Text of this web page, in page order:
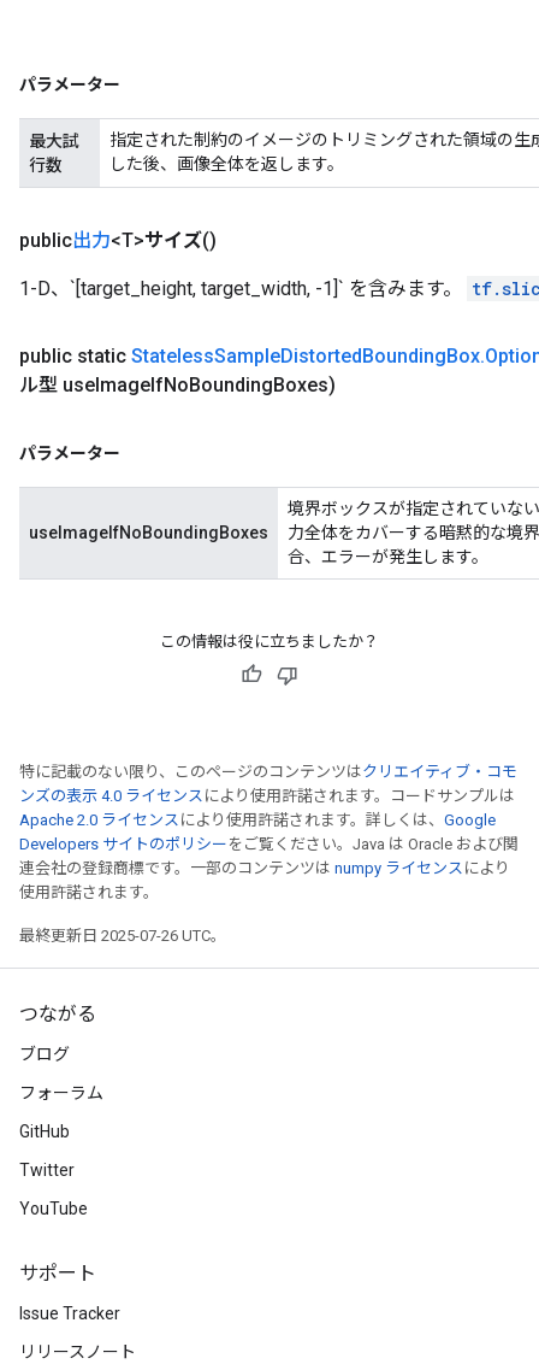
パラメーター
最大試
行数
指定された制約のイメージのトリミングされた領域の
した後、画像全体を返します。
public出力<T>サイズ()
1-D、`[target_height, target_width, -1]` を含みます。
public static StatelessSampleDistortedBoundingBox.
ル型 useImageIfNoBoundingBoxes)
パラメーター
useImageIfNoBoundingBoxes
境界ボックスが指定されていな
力全体をカバーする暗黙的な境
合、エラーが発生します。
この情報は役に立ちましたか？
特に記載のない限り、このページのコンテンツはクリエイティブ・コモ
ンズの表示 4.0 ライセンス により使用許諾されます。コードサンプルは
Apache 2.0 ライセンス により使用許諾されます。詳しくは、 Google
Developers サイトのポリシー をご覧ください。Java は Oracle および関
連会社の登録商標です。一部のコンテンツは numpy ライセンス により
使用許諾されます。
最終更新日 2025-07-26 UTC。
つながる
ブログ
フォーラム
GitHub
Twitter
YouTube
サポート
Issue Tracker
リリースノート